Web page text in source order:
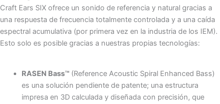
Craft Ears SIX ofrece un sonido de referencia y natural gracias a
una respuesta de frecuencia totalmente controlada y a una caída
espectral acumulativa (por primera vez en la industria de los IEM).
Esto solo es posible gracias a nuestras propias tecnologías:
RASEN Bass™(Reference Acoustic Spiral Enhanced Bass)
es una solución pendiente de patente; una estructura
impresa en 3D calculada y diseñada con precisión, que